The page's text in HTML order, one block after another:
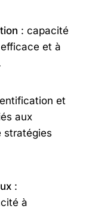
: capacité
et à
et
aux
stratégies
:
à